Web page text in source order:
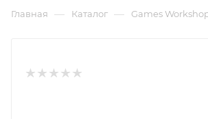
Главная — Каталог — Games